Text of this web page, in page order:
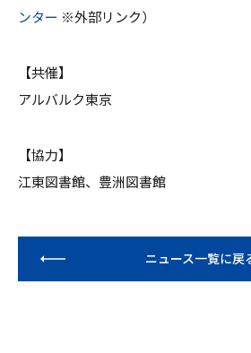
ンター ※外部リンク）
【共催】
アルバルク東京
【協力】
江東図書館、豊洲図書館
ニュース一覧に戻